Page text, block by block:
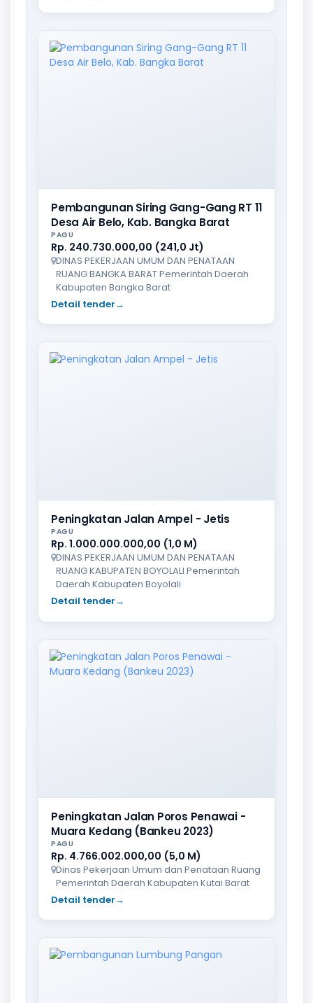
Pembangunan Siring Gang-Gang RT 11
Desa Air Belo, Kab. Bangka Barat
PAGU
Rp. 240.730.000,00 (241,0 Jt)
DINAS PEKERJAAN UMUM DAN PENATAAN
RUANG BANGKA BARAT Pemerintah Daerah
Kabupaten Bangka Barat
Detail tender→
Peningkatan Jalan Ampel - Jetis
PAGU
Rp. 1.000.000.000,00 (1,0 M)
DINAS PEKERJAAN UMUM DAN PENATAAN
RUANG KABUPATEN BOYOLALI Pemerintah
Daerah Kabupaten Boyolali
Detail tender→
Peningkatan Jalan Poros Penawai -
Muara Kedang (Bankeu 2023)
PAGU
Rp. 4.766.002.000,00 (5,0 M)
Dinas Pekerjaan Umum dan Penataan Ruang
Pemerintah Daerah Kabupaten Kutai Barat
Detail tender→